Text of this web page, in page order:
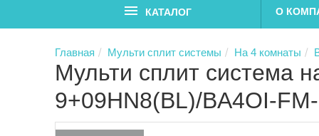
КАТАЛОГ О
Главная Мульти сплит системы На 4 комнаты
Мульти сплит система
9+09HN8(BL)/BA4OI-